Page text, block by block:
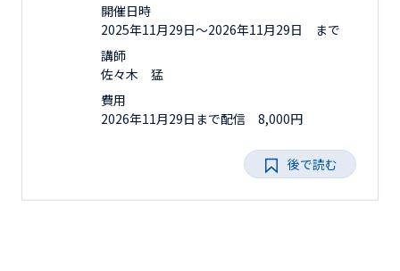
開催日時
2025年11月29日〜2026年11月29日 まで
講師
佐々木 猛
費用
2026年11月29日まで配信 8,000円
後で読む